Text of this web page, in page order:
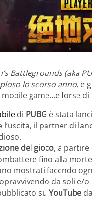
Battlegrounds (aka
lo scorso anno, e
mobile game…e forse di
di PUBG è stata
il partner di
del gioco, a partire
fino alla
mostrati facendo
da soli e/o
su YouTube da